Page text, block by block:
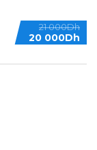
21 000Dh
20 000Dh